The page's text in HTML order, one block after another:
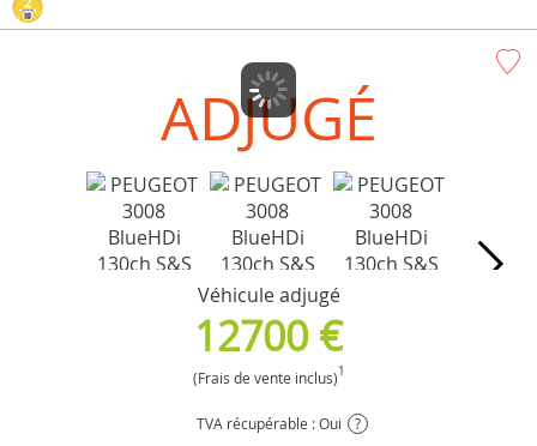
ADJUGÉ
Véhicule adjugé
12700 €
(Frais de vente inclus)1
TVA récupérable : Oui ?